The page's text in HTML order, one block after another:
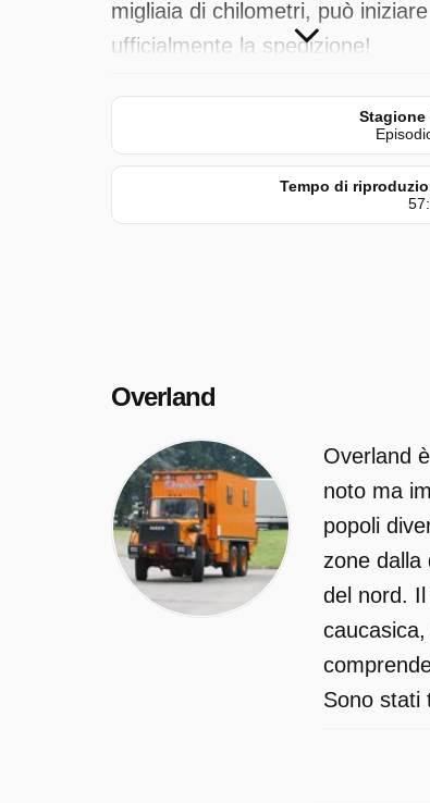
migliaia di chilometri, può iniziare
ufficialmente la spedizione!
Overland è trasmesso da Rai 5 il
mercoledì 3 giugno 2026 alle ore
16:10. Questo episodio è stato
pubblicato per la prima volta il
Stagione
Tempo di
Overland
Overland
noto ma
popoli
zone dalla
del nord.
Sono stati